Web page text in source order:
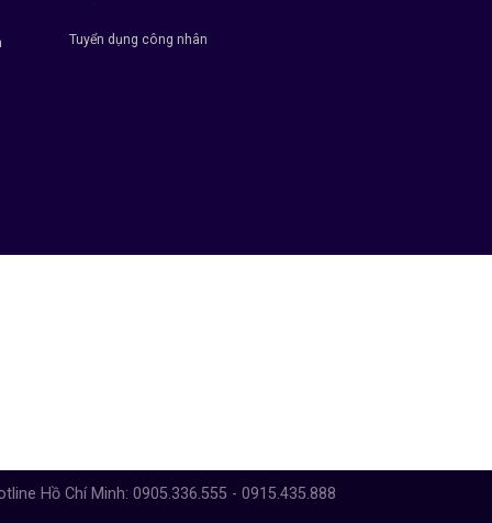
Tuyển dụng công nhân
Hồ Chí Minh: 0905.336.555 - 0915.435.888